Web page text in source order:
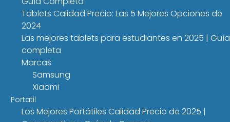
Tablets Calidad Precio: Las 5 Mejores Opciones de
2024
Las mejores tablets para estudiantes en 2025 | Guía
completa
Marcas
Samsung
Xiaomi
Portatil
Los Mejores Portátiles Calidad Precio de 2025 |